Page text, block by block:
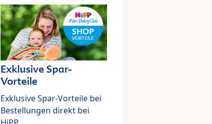
Exklusive Spar-
Vorteile
Exklusive Spar-Vorteile bei
Bestellungen direkt bei